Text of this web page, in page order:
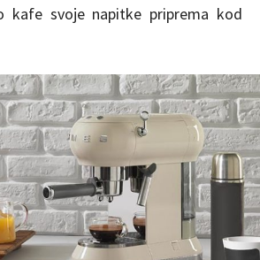
kafe svoje napitke priprema kod